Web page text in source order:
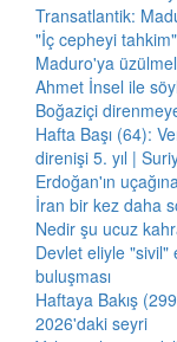
Transatlantik:
"İç cepheyi
Maduro'ya
Ahmet İnsel ile
Boğaziçi
Hafta Başı (64):
direnişi 5. yıl |
Erdoğan'ın
İran bir kez daha
Nedir şu ucuz
Devlet eliyle
buluşması
Haftaya Bakış
2026'daki seyri